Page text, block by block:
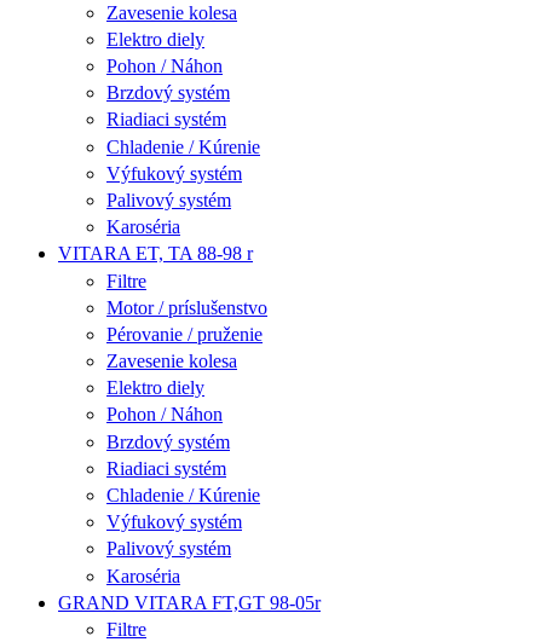
Zavesenie kolesa
Elektro diely
Pohon / Náhon
Brzdový systém
Riadiaci systém
Chladenie / Kúrenie
Výfukový systém
Palivový systém
Karoséria
VITARA ET, TA 88-98 r
Filtre
Motor / príslušenstvo
Pérovanie / pruženie
Zavesenie kolesa
Elektro diely
Pohon / Náhon
Brzdový systém
Riadiaci systém
Chladenie / Kúrenie
Výfukový systém
Palivový systém
Karoséria
GRAND VITARA FT,GT 98-05r
Filtre